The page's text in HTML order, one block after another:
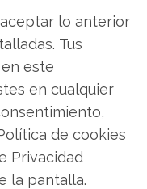
lo anterior
Tus
este
en cualquier
de cookies
Privacidad
la pantalla.
Díaz
en